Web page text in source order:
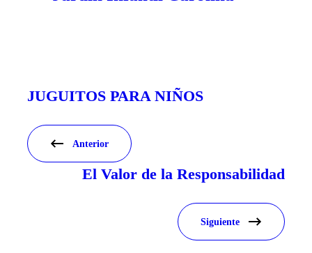
JUGUITOS PARA NIÑOS
Anterior
El Valor de la Responsabilidad
Siguiente